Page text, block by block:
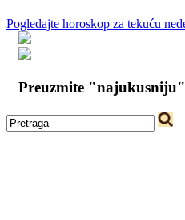
Pogledajte horoskop za tekuću
Preuzmite